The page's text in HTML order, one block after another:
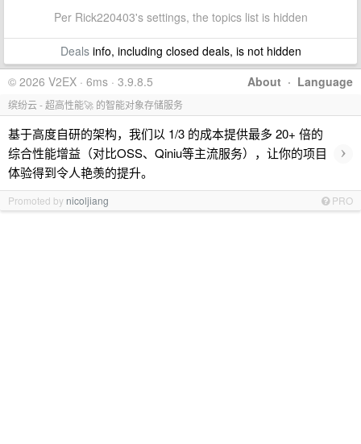
Per Rick220403's settings, the topics list is hidden
Dealsinfo, including closed deals, is not hidden
About · Language
© 2026 V2EX · 6ms · 3.9.8.5
缤纷云 - 超高性能🚀 的智能对象存储服务
基于高度自研的架构，我们以 1/3 的成本提供最多 20+ 倍的
综合性能增益（对比OSS、Qiniu等主流服务），让你的项目
体验得到令人艳羡的提升。
›
Promoted by nicoljiang PRO